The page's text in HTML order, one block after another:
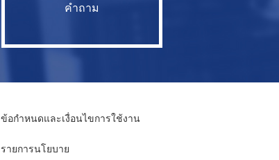
คำถาม
ข้อกำหนดและเงื่อนไขการใช้งาน
รายการนโยบาย